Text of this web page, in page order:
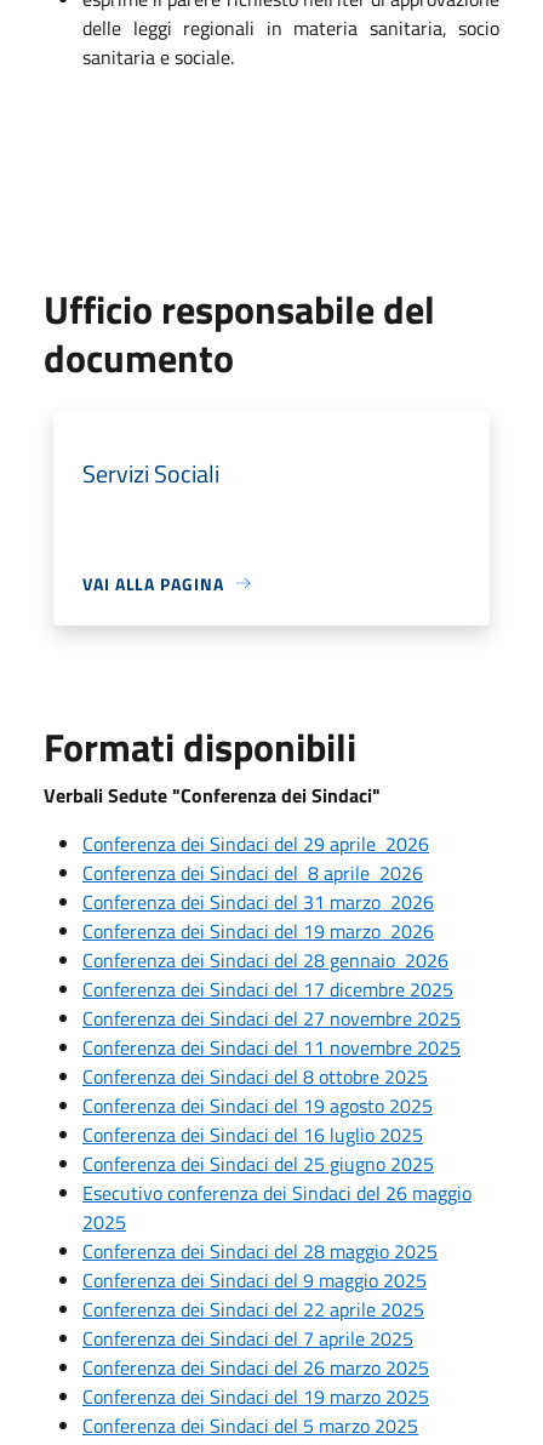
delle leggi regionali in materia sanitaria, socio
sanitaria e sociale.
Ufficio responsabile del
documento
Servizi Sociali
VAI ALLA PAGINA
Formati disponibili
Verbali Sedute "Conferenza dei Sindaci"
Conferenza dei Sindaci del 29 aprile 2026
Conferenza dei Sindaci del 8 aprile 2026
Conferenza dei Sindaci del 31 marzo 2026
Conferenza dei Sindaci del 19 marzo 2026
Conferenza dei Sindaci del 28 gennaio 2026
Conferenza dei Sindaci del 17 dicembre 2025
Conferenza dei Sindaci del 27 novembre 2025
Conferenza dei Sindaci del 11 novembre 2025
Conferenza dei Sindaci del 8 ottobre 2025
Conferenza dei Sindaci del 19 agosto 2025
Conferenza dei Sindaci del 16 luglio 2025
Conferenza dei Sindaci del 25 giugno 2025
Esecutivo conferenza dei Sindaci del 26 maggio
2025
Conferenza dei Sindaci del 28 maggio 2025
Conferenza dei Sindaci del 9 maggio 2025
Conferenza dei Sindaci del 22 aprile 2025
Conferenza dei Sindaci del 7 aprile 2025
Conferenza dei Sindaci del 26 marzo 2025
Conferenza dei Sindaci del 19 marzo 2025
Conferenza dei Sindaci del 5 marzo 2025